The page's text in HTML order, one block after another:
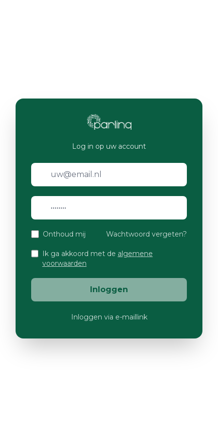
Log in op uw account
Onthoud mij Wachtwoord vergeten?
Ik ga akkoord met de algemene
voorwaarden
Inloggen
Inloggen via e-maillink